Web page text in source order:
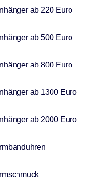
ab 220 Euro
ab 500 Euro
ab 800 Euro
ab 1300 Euro
ab 2000 Euro